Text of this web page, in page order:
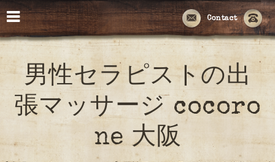
Contact
男性セラピストの出
張マッサージ cocoro
ne 大阪